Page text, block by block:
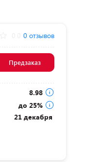
0 отзывов
Предзаказ
8.98
до 25%
21 декабря